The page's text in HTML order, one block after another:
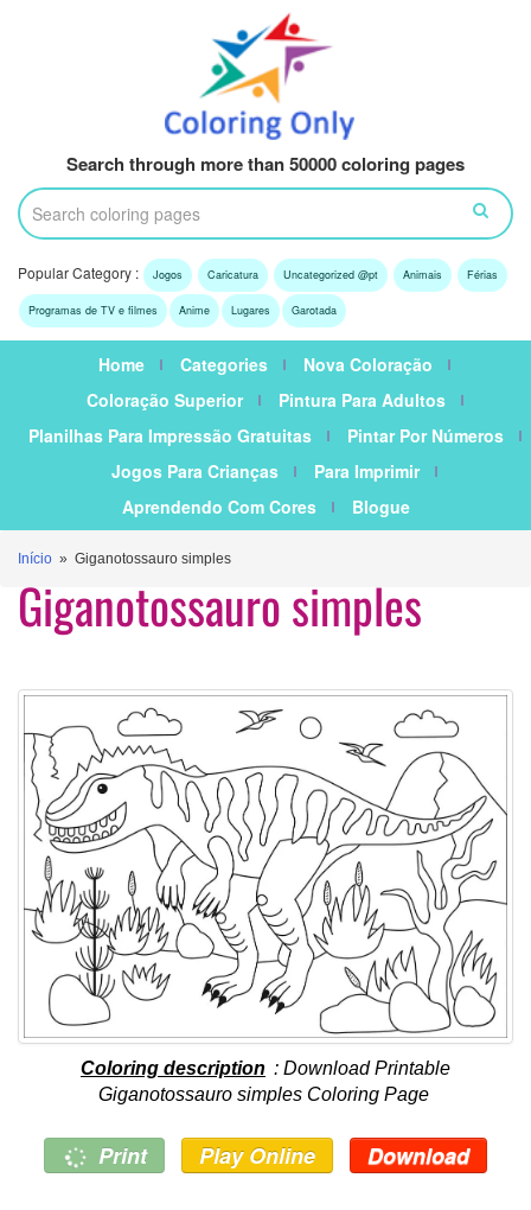
Search through more than 50000 coloring pages
Popular Category : Jogos Caricatura Uncategorized @pt Animais Férias
Programas de TV e filmes Anime Lugares Garotada
Home Categories
Nova Coloração
Coloração Superior
Pintura Para Adultos
Planilhas Para Impressão Gratuitas
Pintar Por Números
Jogos Para Crianças
Para Imprimir
Aprendendo Com Cores
Blogue
Início » Giganotossauro simples
Giganotossauro simples
Coloring description : Download Printable
Giganotossauro simples Coloring Page
Print Play Online Download